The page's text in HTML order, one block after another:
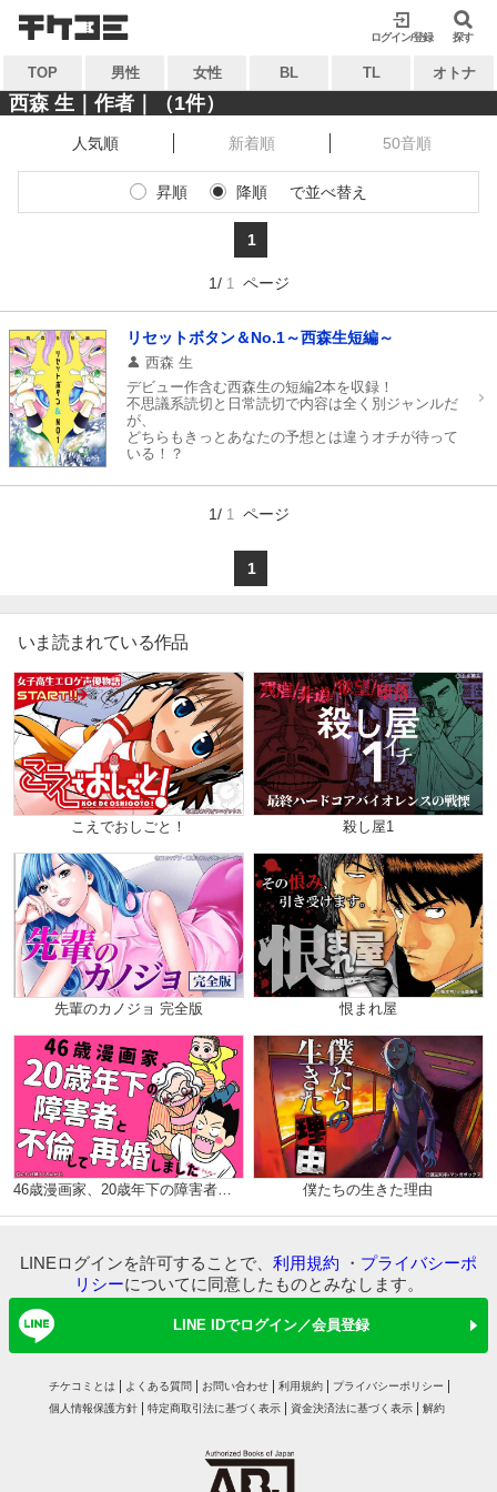
ログイン/登録 探す
検索
閉じる
キーワードから探す
ジャンル タグ
コンテンツから探す
ランキング 新着
おすすめ
特集
TOP 男性 女性 BL TL オトナ
検索
閉じる
キーワードから探す
ジャンル タグ
マイ本棚から探す
最近読んだ作品 お気に入り
西森 生｜作者｜（1件）
人気順 新着順 50音順
昇順 降順 で並べ替え
1
1/ 1 ページ
リセットボタン＆No.1～西森生短編～
西森 生
デビュー作含む西森生の短編2本を収録！
不思議系読切と日常読切で内容は全く別ジャンルだ
が、
どちらもきっとあなたの予想とは違うオチが待って
いる！？
1/ 1 ページ
1
いま読まれている作品
こえでおしごと！ 殺し屋1
先輩のカノジョ 完全版 恨まれ屋
46歳漫画家、20歳年下の障害者と不倫して再婚しました。（分冊版） 僕たちの生きた理由
LINEログインを許可することで、 利用規約 ・ プライバシーポ
リシーについてに同意したものとみなします。
LINE IDでログイン／会員登録
チケコミとは よくある質問 お問い合わせ 利用規約
プライバシーポリシー
個人情報保護方針
特定商取引法に基づく表示 資金決済法に基づく表示 解約